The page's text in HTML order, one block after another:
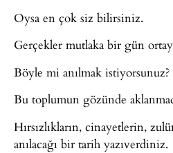
Oysa en çok siz bilirsiniz.
Gerçekler mutlaka bir gün
Böyle mi anılmak istiyorsunuz?
Bu toplumun gözünde
Hırsızlıkların, cinayetlerin,
anılacağı bir tarih yazıverdiniz.